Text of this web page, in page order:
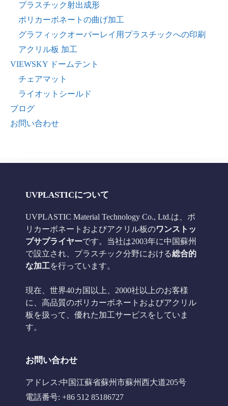
プラスチック射出成形
ポリカーボネートの曲げ加工
グラフィックオーバーレイ用プラスチックへの印刷
アクリル板 加工
VIEWSKY ドームテント
チェアマット
ライオットシールド
ブログ
お問い合わせ
UVPLASTICについて
UVPLASTIC Material Technology Co., Ltd.は、ポ
リカーボネートおよびアクリル板のワンストッ
プサプライヤーです。当社は2003年に中国蘇州
で設立され、プラスチック分野における総合的
な加工を行っています。
現在、世界40カ国以上、2000社以上のお客様
に、高品質のポリカーボネートおよびアクリル
板を扱って、優れた加工サービスをしていま
す。
お問い合わせ
アドレス:中国江蘇省蘇州市蘇州西大道205号
電話番号: +86 512 85186727